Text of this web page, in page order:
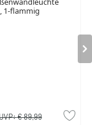
1-flammig
€ 89,99